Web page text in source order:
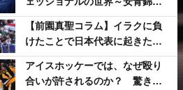
優勝を巡るさまざまなドラマ
【前園真聖コラム】イラクに負
けたことで日本代表に起きたプ
ラスとは
アイスホッケーでは、なぜ殴り
合いが許されるのか？ 驚きの